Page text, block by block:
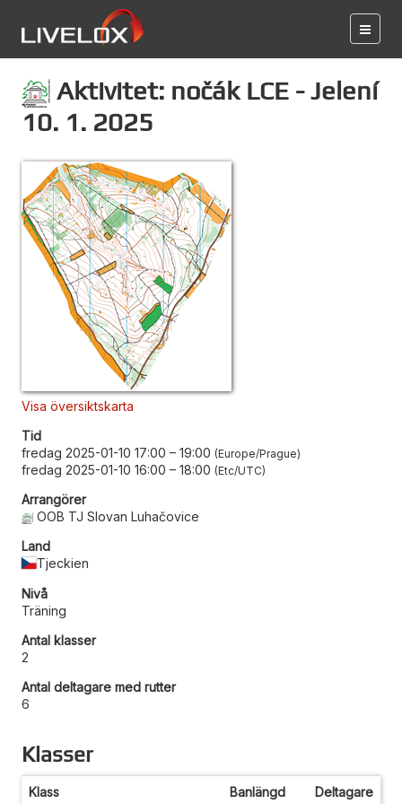
Aktivitet: nočák LCE - Jelení
10. 1. 2025
Visa översiktskarta
Tid
fredag 2025-01-10 17:00 – 19:00 Europe/Prague
fredag 2025-01-10 16:00 – 18:00 Etc/UTC
Arrangörer
OOB TJ Slovan Luhačovice
Land
Tjeckien
Nivå
Träning
Antal klasser
2
Antal deltagare med rutter
6
Klasser
Klass Banlängd Deltagare